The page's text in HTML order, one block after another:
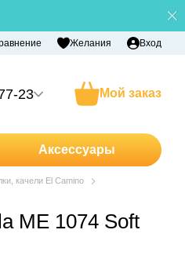
Желания Вход
23 Мой заказ
Аксессуары
качели El Camino
ME 1074 Soft